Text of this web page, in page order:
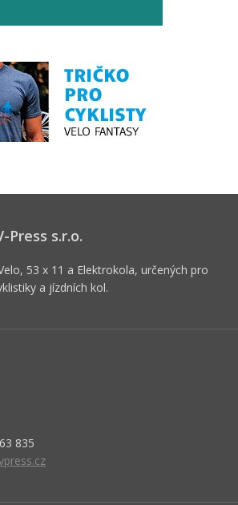
s.r.o.
53 x 11 a Elektrokola, určených pro
a jízdních kol.
835